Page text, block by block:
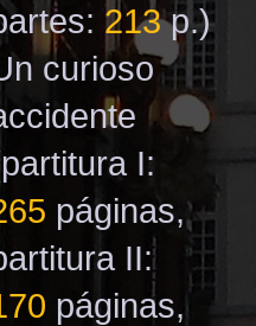
213p.)
curioso
I:
páginas,
II:
páginas,